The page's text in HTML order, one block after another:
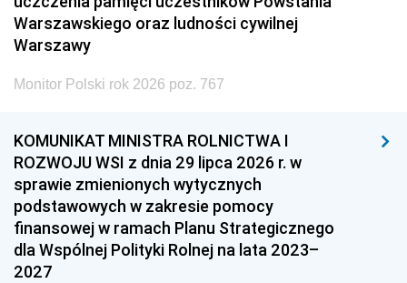
Warszawskiego oraz ludności cywilnej
Warszawy
Monitor Polski rok 2026 poz. 767
KOMUNIKAT MINISTRA ROLNICTWA I
ROZWOJU WSI z dnia 29 lipca 2026 r. w
sprawie zmienionych wytycznych
podstawowych w zakresie pomocy
finansowej w ramach Planu Strategicznego
dla Wspólnej Polityki Rolnej na lata 2023–
2027